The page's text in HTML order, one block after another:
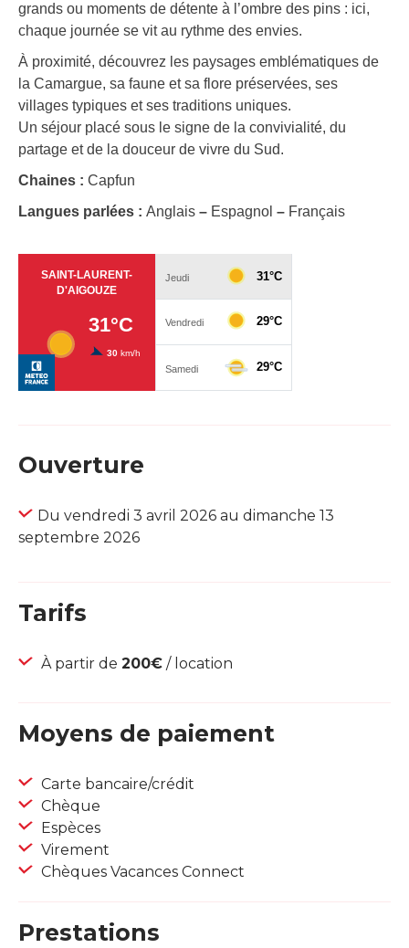
grands ou moments de détente à l’ombre des pins : ici,
chaque journée se vit au rythme des envies.
À proximité, découvrez les paysages emblématiques de
la Camargue, sa faune et sa flore préservées, ses
villages typiques et ses traditions uniques.
Un séjour placé sous le signe de la convivialité, du
partage et de la douceur de vivre du Sud.
Chaines : Capfun
Langues parlées : Anglais – Espagnol – Français
Ouverture
Du vendredi 3 avril 2026 au dimanche 13
septembre 2026
Tarifs
À partir de 200€ / location
Moyens de paiement
Carte bancaire/crédit
Chèque
Espèces
Virement
Chèques Vacances Connect
Prestations